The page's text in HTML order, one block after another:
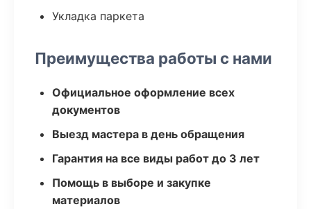
Укладка паркета
Преимущества работы с нами
Официальное оформление всех
документов
Выезд мастера в день обращения
Гарантия на все виды работ до 3 лет
Помощь в выборе и закупке
материалов